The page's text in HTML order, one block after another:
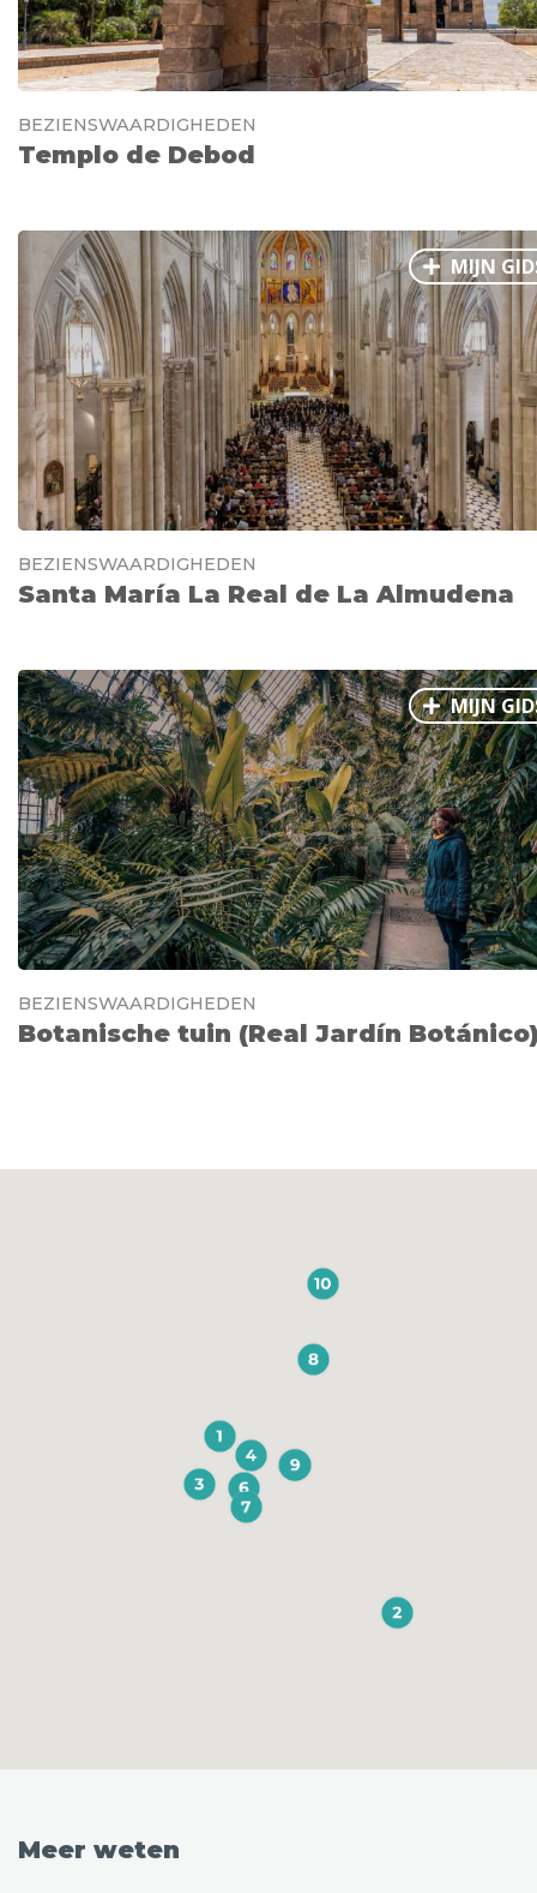
BEZIENSWAARDIGHEDEN
Templo de Debod
MIJN
BEZIENSWAARDIGHEDEN
Santa María La Real de La Almudena
MIJN
BEZIENSWAARDIGHEDEN
Botanische tuin (Real Jardín
Meer weten